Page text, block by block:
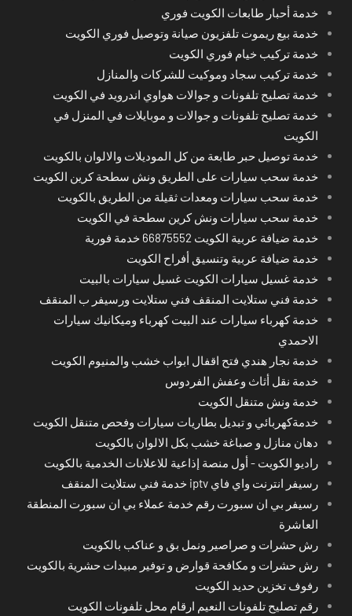
خدمة أحبار طابعات الكويت فوري
خدمة بيع ريموت تلفزيون صيانة وتوصيل فوري الكويت
خدمة تركيب خيام فوري الكويت
خدمة تركيب سجاد وموكيت للشركات والمنازل
خدمة تصليح تلفونات و جوالات هواوي اندرويد في الكويت
خدمة تصليح تلفونات و جوالات و موبايلات في المنزل في
الكويت
خدمة توصيل حبر طابعة من كل الموديلات والالوان بالكويت
خدمة سحب سيارات على الطريق ونش سطحة كرين الكويت
خدمة سحب سيارات ومعدات ثقيلة من الطريق بالكويت
خدمة سحب سيارات ونش كرين سطحة في الكويت
خدمة ضيافة عربية الكويت 66875552 خدمة فورية
خدمة ضيافة عربية وتنسيق أفراح الكويت
خدمة غسيل سيارات الكويت غسيل سيارات بالبيت
خدمة فني ستلايت المنقف فني ستلايت ورسيفر ب المنقف
خدمة كهرباء سيارات عند البيت كهرباء وميكانيك سيارات
الاحمدي
خدمة نجار هندي فتح اقفال ابواب خشب والمنيوم الكويت
خدمة نقل أثاث وعفش الفردوس
خدمة ونش متنقل الكويت
خدمةكهربائي و تبديل بطاريات سيارات وفحص متنقل الكويت
دهان منازل و صباغة خشب بكل الالوان بالكويت
راديو الكويت - أول منصة إذاعية للاعلانات الخدمية بالكويت
رسيفر انترنت واي فاي iptv خدمة فني ستلايت المنقف
رسيفر بي ان سبورت رقم خدمة عملاء بي ان سبورت المنطقة
العاشرة
رش حشرات و صراصير ونمل بق و عناكب بالكويت
رش حشرات و مكافحة قوارض و توفير مبيدات حشرية بالكويت
رفوف تخزين حديد الكويت
رقم تصليح تلفونات النعيم ارقام محل تلفونات الكويت